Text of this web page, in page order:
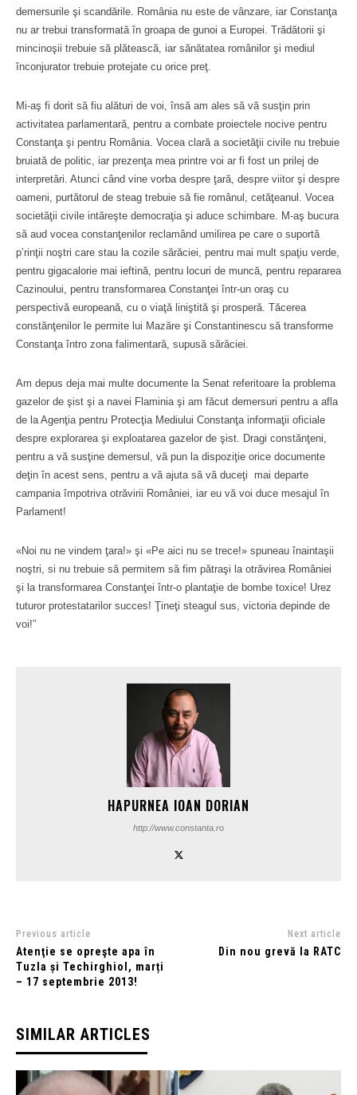
demersurile şi scandările. România nu este de vânzare, iar Constanţa
nu ar trebui transformată în groapa de gunoi a Europei. Trădătorii şi
mincinoşii trebuie să plătească, iar sănătatea românilor şi mediul
înconjurator trebuie protejate cu orice preţ.
Mi-aş fi dorit să fiu alături de voi, însă am ales să vă susţin prin
activitatea parlamentară, pentru a combate proiectele nocive pentru
Constanţa şi pentru România. Vocea clară a societăţii civile nu trebuie
bruiată de politic, iar prezenţa mea printre voi ar fi fost un prilej de
interpretări. Atunci când vine vorba despre ţară, despre viitor şi despre
oameni, purtătorul de steag trebuie să fie românul, cetăţeanul. Vocea
societăţii civile intăreşte democraţia şi aduce schimbare. M-aş bucura
să aud vocea constanţenilor reclamând umilirea pe care o suportă
p’rinţii noştri care stau la cozile sărăciei, pentru mai mult spaţiu verde,
pentru gigacalorie mai ieftină, pentru locuri de muncă, pentru repararea
Cazinoului, pentru transformarea Constanţei într-un oraş cu
perspectivă europeană, cu o viaţă liniştită şi prosperă. Tăcerea
constănţenilor le permite lui Mazăre şi Constantinescu să transforme
Constanţa întro zona falimentară, supusă sărăciei.
Am depus deja mai multe documente la Senat referitoare la problema
gazelor de şist şi a navei Flaminia şi am făcut demersuri pentru a afla
de la Agenţia pentru Protecţia Mediului Constanţa informaţii oficiale
despre explorarea şi exploatarea gazelor de şist. Dragi constănţeni,
pentru a vă susţine demersul, vă pun la dispoziţie orice documente
deţin în acest sens, pentru a vă ajuta să vă duceţi mai departe
campania împotriva otrăvirii României, iar eu vă voi duce mesajul în
Parlament!
«Noi nu ne vindem ţara!» şi «Pe aici nu se trece!» spuneau înaintaşii
noştri, si nu trebuie să permitem să fim pătraşi la otrăvirea României
şi la transformarea Constanţei într-o plantaţie de bombe toxice! Urez
tuturor protestatarilor succes! Ţineţi steagul sus, victoria depinde de
voi!”
HAPURNEA IOAN DORIAN
http://www.constanta.ro
Previous article
Atenţie se opreşte apa în
Tuzla și Techirghiol, marți
– 17 septembrie 2013!
Next article
Din nou grevă la RATC
SIMILAR ARTICLES